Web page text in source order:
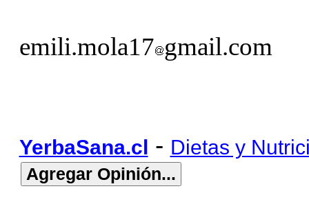
emili.mola17 gmail.com
YerbaSana.cl - Dietas y